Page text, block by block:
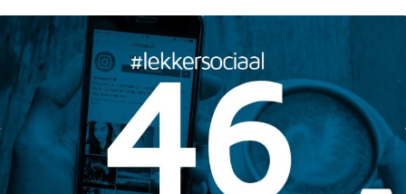
Menu
Home
9 sept: GenAI-training
12 nov: MarketingLive!